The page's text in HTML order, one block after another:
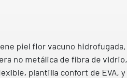
piel flor vacuno hidrofugada,
no metálica de fibra de vidrio,
plantilla confort de EVA, y